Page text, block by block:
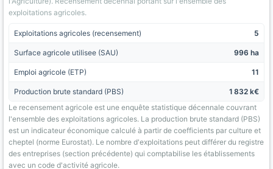
exploitations agricoles.
Exploitations agricoles (recensement) 5
Surface agricole utilisee (SAU) 996 ha
Emploi agricole (ETP) 11
Production brute standard (PBS)
1 832 k€
Le recensement agricole est une enquête statistique décennale couvrant
l'ensemble des exploitations agricoles. La production brute standard (PBS)
est un indicateur économique calculé à partir de coefficients par culture et
cheptel (norme Eurostat). Le nombre d'exploitations peut différer du registre
des entreprises (section précédente) qui comptabilise les établissements
avec un code d'activité agricole.